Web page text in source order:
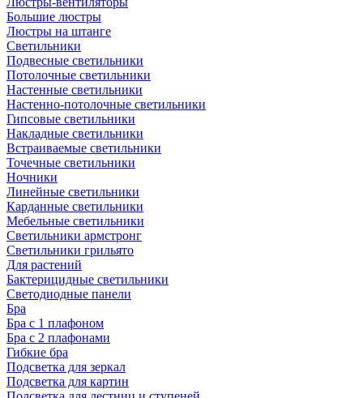
Большие люстры
Люстры на штанге
Светильники
Подвесные светильники
Потолочные светильники
Настенные светильники
Настенно-потолочные светильники
Гипсовые светильники
Накладные светильники
Встраиваемые светильники
Точечные светильники
Ночники
Линейные светильники
Карданные светильники
Мебельные светильники
Светильники армстронг
Светильники грильято
Для растений
Бактерицидные светильники
Светодиодные панели
Бра
Бра с 1 плафоном
Бра с 2 плафонами
Гибкие бра
Подсветка для зеркал
Подсветка для картин